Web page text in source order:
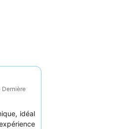
Dernière
idéal